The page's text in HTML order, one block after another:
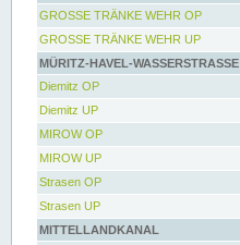
GROSSE TRÄNKE WEHR OP
GROSSE TRÄNKE WEHR UP
MÜRITZ-HAVEL-WASSERSTRASSE
Diemitz OP
Diemitz UP
MIROW OP
MIROW UP
Strasen OP
Strasen UP
MITTELLANDKANAL